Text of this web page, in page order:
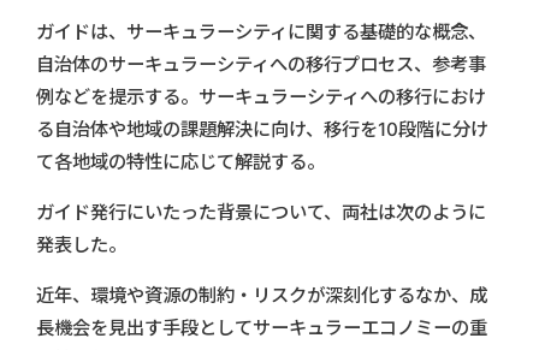
ガイドは、サーキュラーシティに関する基礎的な概念、
自治体のサーキュラーシティへの移行プロセス、参考事
例などを提示する。サーキュラーシティへの移行におけ
る自治体や地域の課題解決に向け、移行を10段階に分け
て各地域の特性に応じて解説する。
ガイド発行にいたった背景について、両社は次のように
発表した。
近年、環境や資源の制約・リスクが深刻化するなか、成
長機会を見出す手段としてサーキュラーエコノミーの重